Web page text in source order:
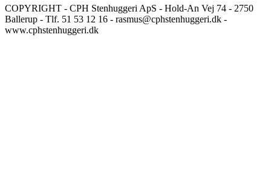
COPYRIGHT - CPH Stenhuggeri ApS - Hold-An Vej 74 - 2750
Ballerup - Tlf. 51 53 12 16 - rasmus@cphstenhuggeri.dk -
www.cphstenhuggeri.dk